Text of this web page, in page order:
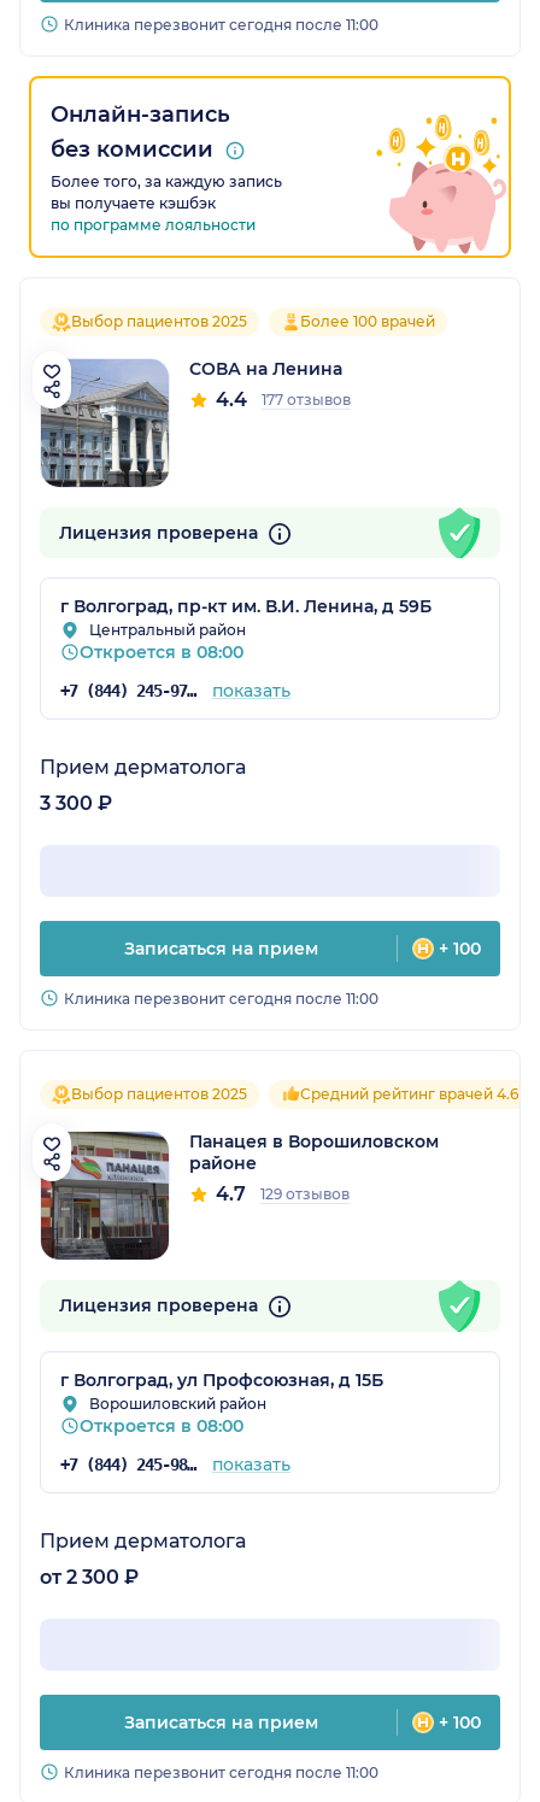
Клиника перезвонит сегодня после 11:00
Онлайн-запись
без комиссии
Более того, за каждую запись
вы получаете кэшбэк
по программе лояльности
Выбор пациентов 2025 Более 100 врачей
СОВА на Ленина
4.4 177 отзывов
Лицензия проверена
г Волгоград, пр-кт им. В.И. Ленина, д 59Б
Центральный район
Откроется в 08:00
+7 (844) 245-97-65 показать
Прием дерматолога
3 300 ₽
Записаться на прием + 100
Клиника перезвонит сегодня после 11:00
Выбор пациентов 2025 Средний рейтинг врачей 4.6
Панацея в Ворошиловском
районе
4.7 129 отзывов
Лицензия проверена
г Волгоград, ул Профсоюзная, д 15Б
Ворошиловский район
Откроется в 08:00
+7 (844) 245-98-04 показать
Прием дерматолога
от 2 300 ₽
Записаться на прием + 100
Клиника перезвонит сегодня после 11:00